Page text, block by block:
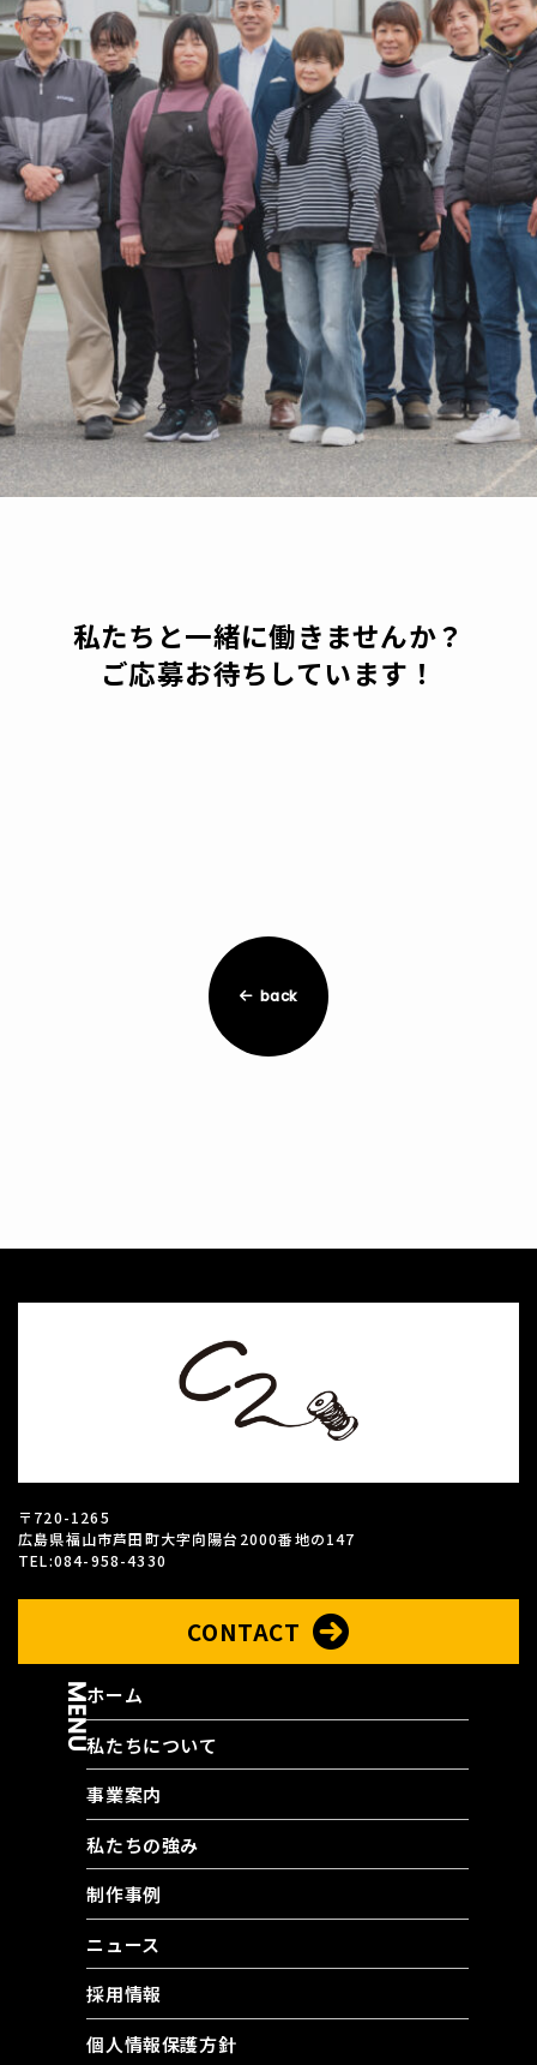
私たちと一緒に働きませんか？
ご応募お待ちしています！
back
〒720-1265
広島県福山市芦田町大字向陽台2000番地の147
TEL:084-958-4330
CONTACT
MENUホーム
私たちについて
事業案内
私たちの強み
制作事例
ニュース
採用情報
個人情報保護方針